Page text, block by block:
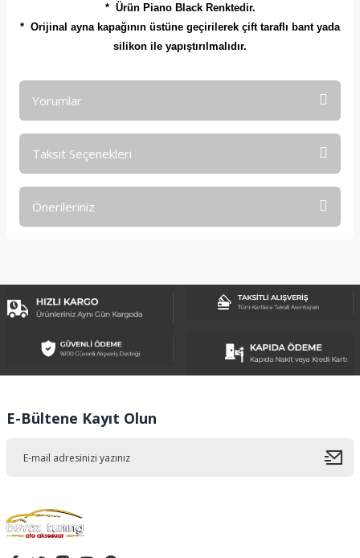
* Ürün Piano Black Renktedir.
* Orijinal ayna kapağının üstüne geçirilerek çift taraflı bant yada
silikon ile yapıştırılmalıdır.
Yorumlar
Taksit Seçenekleri
Önerileriniz
Görüş ve önerileriniz için teşekkür ederiz.
Ürün açıklamasında eksik bilgiler bulunuyor.
Ürün bilgilerinde hatalar bulunuyor.
Bu ürüne benzer farklı alternatifler olmalı.
E-Bültene Kayıt Olun